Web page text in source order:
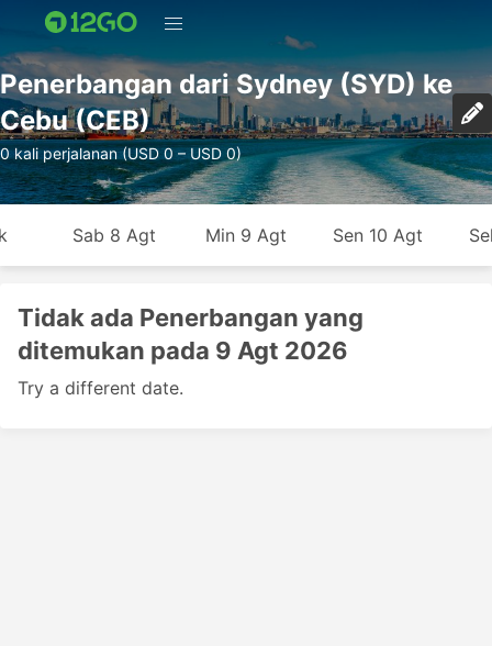
Penerbangan dari Sydney (SYD) ke
Cebu (CEB)
0 kali perjalanan (USD 0 – USD 0)
Sab 8 Agt Min 9 Agt Sen 10 Agt
Tidak ada Penerbangan yang
ditemukan pada 9 Agt 2026
Try a different date.